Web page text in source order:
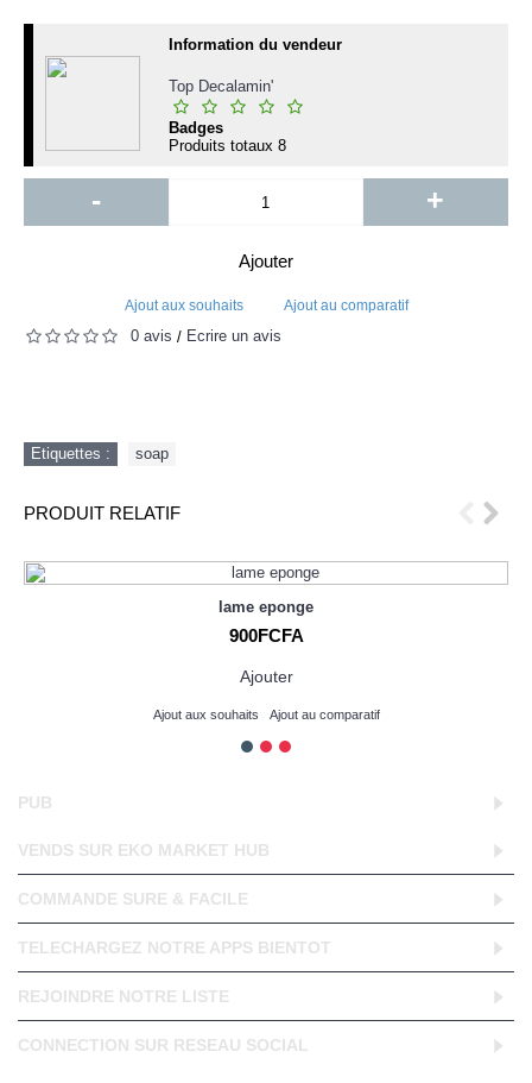
Information du vendeur
Top Decalamin'
Badges
Produits totaux 8
- +
Ajouter
Ajout aux souhaits Ajout au comparatif
0 avis / Écrire un avis
Etiquettes : soap
PRODUIT RELATIF
lame eponge
900FCFA
Ajouter
Ajout aux souhaits Ajout au comparatif
PUB
VENDS SUR EKO MARKET HUB
COMMANDE SURE & FACILE
TELECHARGEZ NOTRE APPS BIENTOT
REJOINDRE NOTRE LISTE
CONNECTION SUR RESEAU SOCIAL